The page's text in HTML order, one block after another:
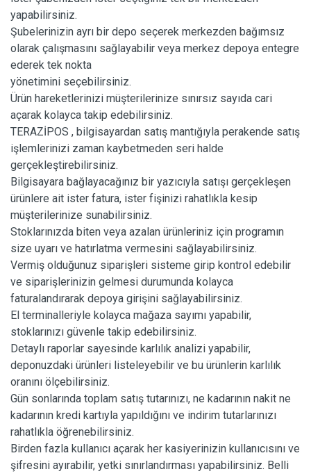
yapabilirsiniz.
Şubelerinizin ayrı bir depo seçerek merkezden bağımsız
olarak çalışmasını sağlayabilir veya merkez depoya entegre
ederek tek nokta
yönetimini seçebilirsiniz.
Ürün hareketlerinizi müşterilerinize sınırsız sayıda cari
açarak kolayca takip edebilirsiniz.
TERAZİPOS , bilgisayardan satış mantığıyla perakende satış
işlemlerinizi zaman kaybetmeden seri halde
gerçekleştirebilirsiniz.
Bilgisayara bağlayacağınız bir yazıcıyla satışı gerçekleşen
ürünlere ait ister fatura, ister fişinizi rahatlıkla kesip
müşterilerinize sunabilirsiniz.
Stoklarınızda biten veya azalan ürünleriniz için programın
size uyarı ve hatırlatma vermesini sağlayabilirsiniz.
Vermiş olduğunuz siparişleri sisteme girip kontrol edebilir
ve siparişlerinizin gelmesi durumunda kolayca
faturalandırarak depoya girişini sağlayabilirsiniz.
El terminalleriyle kolayca mağaza sayımı yapabilir,
stoklarınızı güvenle takip edebilirsiniz.
Detaylı raporlar sayesinde karlılık analizi yapabilir,
deponuzdaki ürünleri listeleyebilir ve bu ürünlerin karlılık
oranını ölçebilirsiniz.
Gün sonlarında toplam satış tutarınızı, ne kadarının nakit ne
kadarının kredi kartıyla yapıldığını ve indirim tutarlarınızı
rahatlıkla öğrenebilirsiniz.
Birden fazla kullanıcı açarak her kasiyerinizin kullanıcısını ve
şifresini ayırabilir, yetki sınırlandırması yapabilirsiniz. Belli